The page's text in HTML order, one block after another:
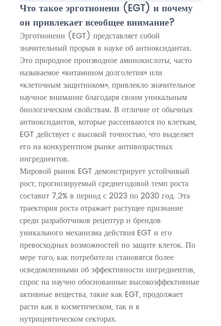
Что такое эрготионеин (EGT) и почему
он привлекает всеобщее внимание?
Эрготионеин (EGT) представляет собой
значительный прорыв в науке об антиоксидантах.
Это природное производное аминокислоты, часто
называемое «витамином долголетия» или
«клеточным защитником», привлекло значительное
научное внимание благодаря своим уникальным
биологическим свойствам. В отличие от обычных
антиоксидантов, которые рассеиваются по клеткам,
EGT действует с высокой точностью, что выделяет
его на конкурентном рынке антивозрастных
ингредиентов.
Мировой рынок EGT демонстрирует устойчивый
рост, прогнозируемый среднегодовой темп роста
составит 7,2% в период с 2023 по 2030 год. Эта
траектория роста отражает растущее признание
среди разработчиков рецептур и брендов
уникального механизма действия EGT и его
превосходных возможностей по защите клеток. По
мере того, как потребители становятся более
осведомленными об эффективности ингредиентов,
спрос на научно обоснованные высокоэффективные
активные вещества, такие как EGT, продолжает
расти как в косметическом, так и в
нутрицевтическом секторах.